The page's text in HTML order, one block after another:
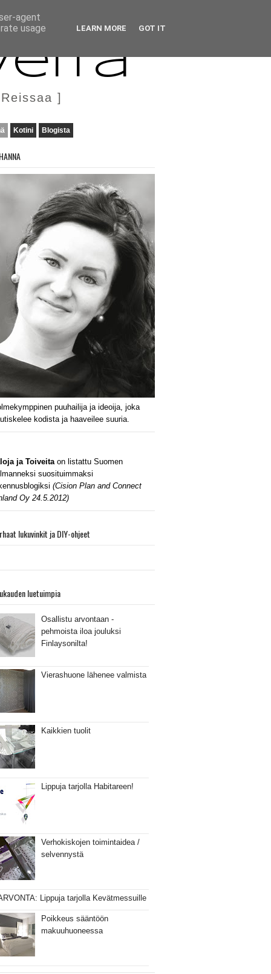
]
Kotini Blogista
puuhailija ja ideoija, joka
kodista ja haaveilee suuria.
ja Toiveitaon listattu Suomen
suosituimmaksi
(Cision Plan and Connect
Oy 24.5.2012)
lukuvinkit ja DIY-ohjeet
luetuimpia
Osallistu arvontaan -
pehmoista iloa jouluksi
Finlaysonilta!
Vierashuone lähenee valmista
Kaikkien tuolit
Lippuja tarjolla Habitareen!
Verhokiskojen toimintaidea /
selvennystä
Lippuja tarjolla Kevätmessuille
Poikkeus sääntöön
makuuhuoneessa
agent
usage
LEARN MORE GOT IT